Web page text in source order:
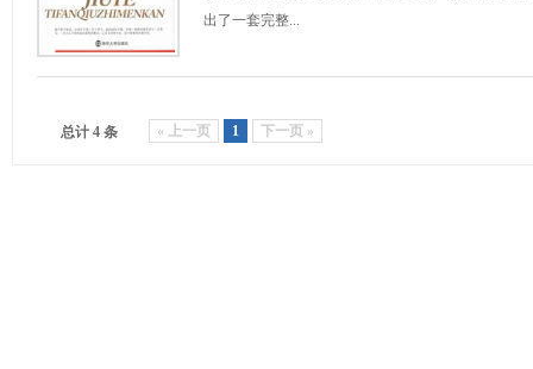
出了一套完整...
总计 4 条 « 上一页 1 下一页 »